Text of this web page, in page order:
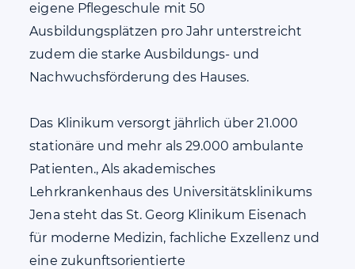
eigene Pflegeschule mit 50
Ausbildungsplätzen pro Jahr unterstreicht
zudem die starke Ausbildungs- und
Nachwuchsförderung des Hauses.
Das Klinikum versorgt jährlich über 21.000
stationäre und mehr als 29.000 ambulante
Patienten., Als akademisches
Lehrkrankenhaus des Universitätsklinikums
Jena steht das St. Georg Klinikum Eisenach
für moderne Medizin, fachliche Exzellenz und
eine zukunftsorientierte